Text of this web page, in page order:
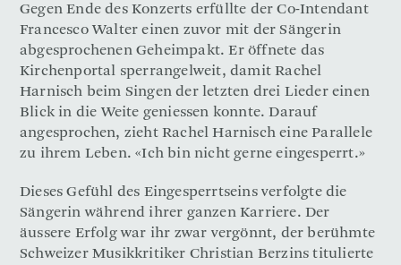
Gegen Ende des Konzerts erfüllte der Co-Intendant
Francesco Walter einen zuvor mit der Sängerin
abgesprochenen Geheimpakt. Er öffnete das
Kirchenportal sperrangelweit, damit Rachel
Harnisch beim Singen der letzten drei Lieder einen
Blick in die Weite geniessen konnte. Darauf
angesprochen, zieht Rachel Harnisch eine Parallele
zu ihrem Leben. «Ich bin nicht gerne eingesperrt.»
Dieses Gefühl des Eingesperrtseins verfolgte die
Sängerin während ihrer ganzen Karriere. Der
äussere Erfolg war ihr zwar vergönnt, der berühmte
Schweizer Musikkritiker Christian Berzins titulierte